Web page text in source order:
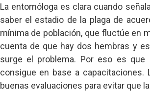
La entomóloga es clara cuando
saber el estadio de la plaga de
mínima de población, que fluctúe en
cuenta de que hay dos hembras y
surge el problema. Por eso es
consigue en base a capacitaciones.
buenas evaluaciones para evitar que